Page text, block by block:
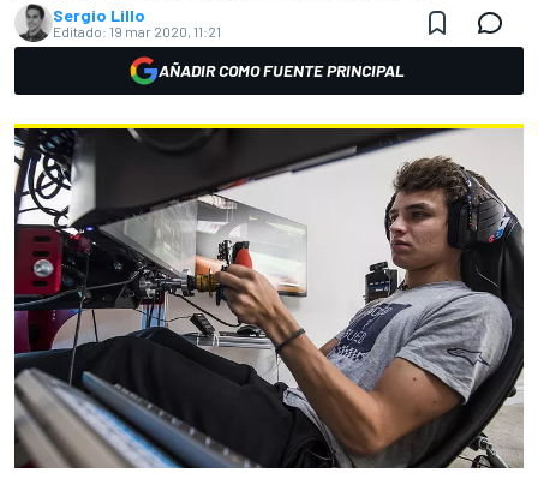
Sergio Lillo
Editado: 19 mar 2020, 11:21
AÑADIR COMO FUENTE PRINCIPAL